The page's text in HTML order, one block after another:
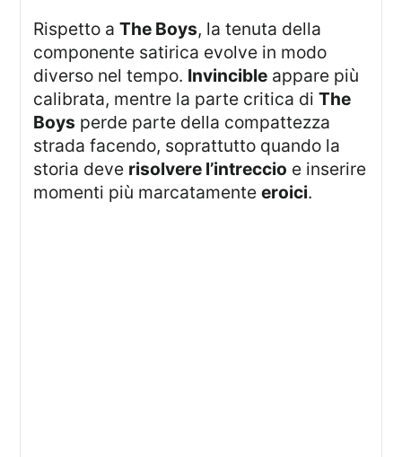
Rispetto aThe Boys, la tenuta della
componente satirica evolve in modo
diverso nel tempo. Invincible appare più
calibrata, mentre la parte critica diThe
Boys perde parte della compattezza
strada facendo, soprattutto quando la
storia deve risolvere l’intreccio e inserire
momenti più marcatamenteeroici.